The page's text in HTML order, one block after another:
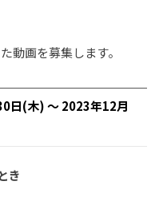
動画を募集します。
日(木) ～ 2023年12月
き